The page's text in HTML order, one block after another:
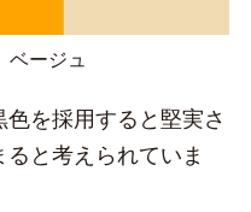
ベージュ
を採用すると堅実さ
ると考えられていま